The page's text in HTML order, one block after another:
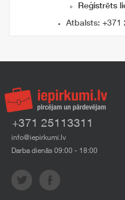
Reģistrēts
Atbalsts: +371
+371 25113311
info@iepirkumi.lv
Darba dienās 09:00 - 18:00